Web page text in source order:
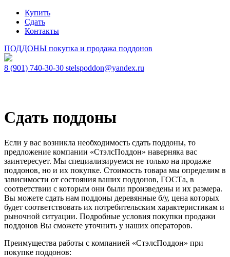
Купить
Сдать
Контакты
ПОДДОНЫ покупка и продажа поддонов
8 (901) 740-30-30 stelspoddon@yandex.ru
Сдать поддоны
Если у вас возникла необходимость сдать поддоны, то
предложение компании «СтэлсПоддон» наверняка вас
заинтересует. Мы специализируемся не только на продаже
поддонов, но и их покупке. Стоимость товара мы определим в
зависимости от состояния ваших поддонов, ГОСТа, в
соответствии с которым они были произведены и их размера.
Вы можете сдать нам поддоны деревянные б/у, цена которых
будет соответствовать их потребительским характеристикам и
рыночной ситуации. Подробные условия покупки продажи
поддонов Вы сможете уточнить у наших операторов.
Преимущества работы с компанией «СтэлсПоддон» при
покупке поддонов: